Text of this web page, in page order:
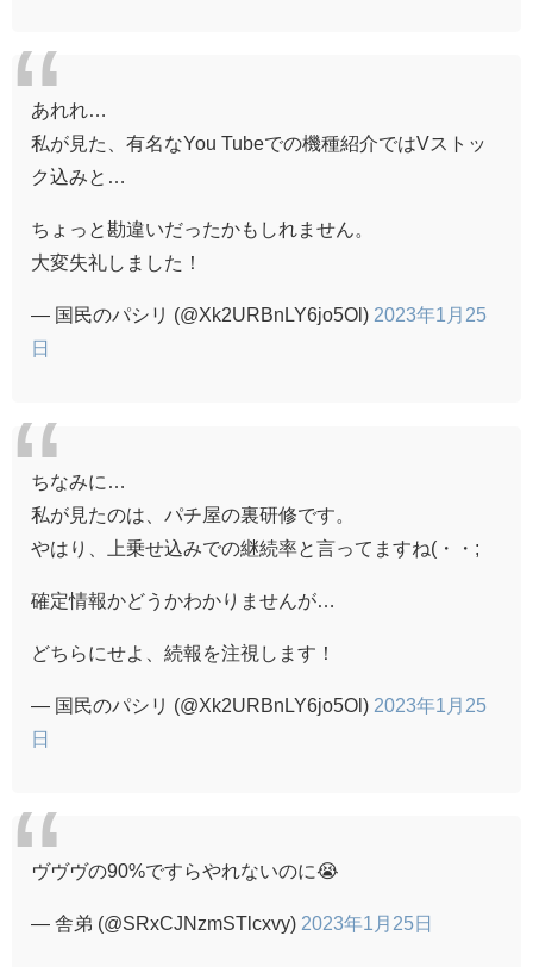
あれれ…
私が見た、有名なYou Tubeでの機種紹介ではVストッ
ク込みと…
ちょっと勘違いだったかもしれません。
大変失礼しました！
— 国民のパシリ (@Xk2URBnLY6jo5Ol) 2023年1月25
日
ちなみに…
私が見たのは、パチ屋の裏研修です。
やはり、上乗せ込みでの継続率と言ってますね(・・;
確定情報かどうかわかりませんが…
どちらにせよ、続報を注視します！
— 国民のパシリ (@Xk2URBnLY6jo5Ol) 2023年1月25
日
ヴヴヴの90%ですらやれないのに😭
— 舎弟 (@SRxCJNzmSTlcxvy) 2023年1月25日